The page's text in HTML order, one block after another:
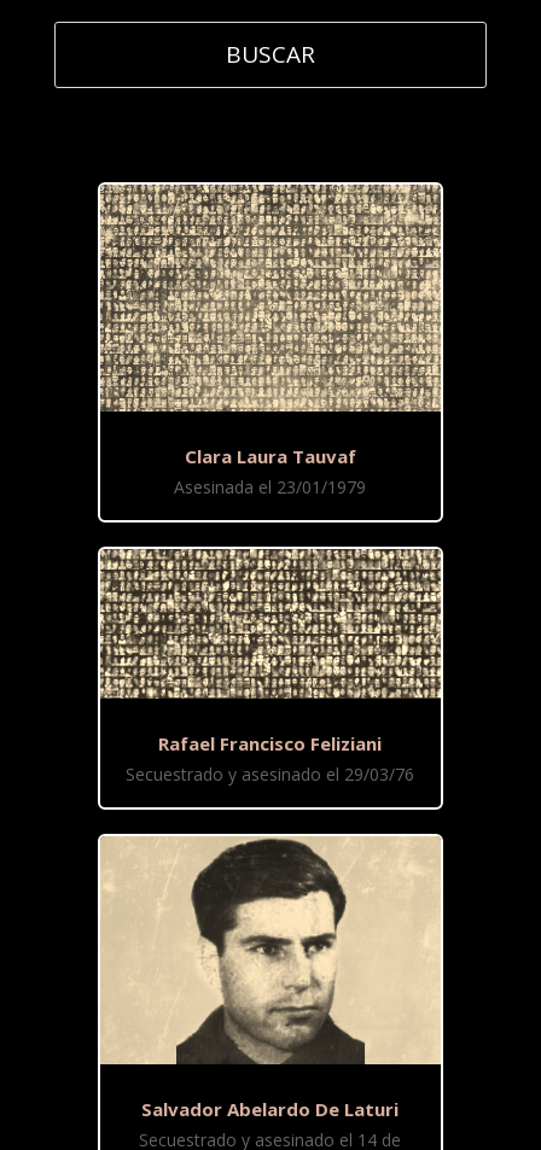
Clara Laura Tauvaf
Asesinada el 23/01/1979
Rafael Francisco Feliziani
Secuestrado y asesinado el 29/03/76
Salvador Abelardo De Laturi
Secuestrado y asesinado el 14 de